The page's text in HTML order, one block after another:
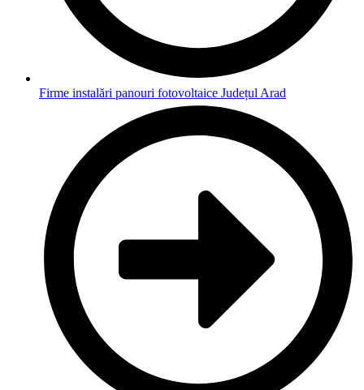
Firme instalări panouri fotovoltaice Județul Arad